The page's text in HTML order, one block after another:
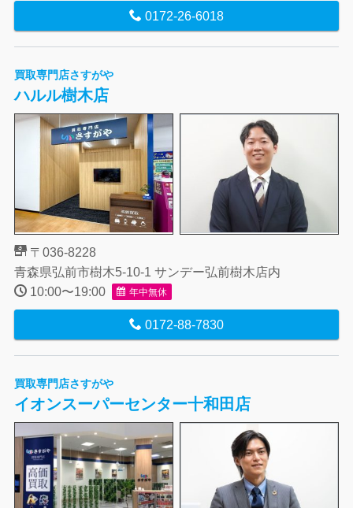
0172-26-6018
買取専門店さすがや
ハルル樹木店
〒036-8228
青森県弘前市樹木5-10-1 サンデー弘前樹木店内
10:00〜19:00
年中無休
0172-88-7830
買取専門店さすがや
イオンスーパーセンター十和田店